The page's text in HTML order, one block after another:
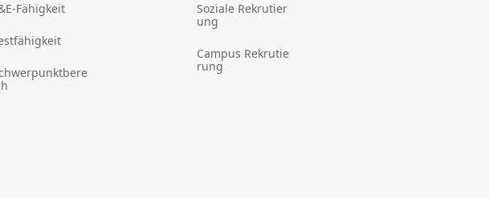
Fähigkeit
Soziale Rekrutier
ung
Campus Rekrutie
rung